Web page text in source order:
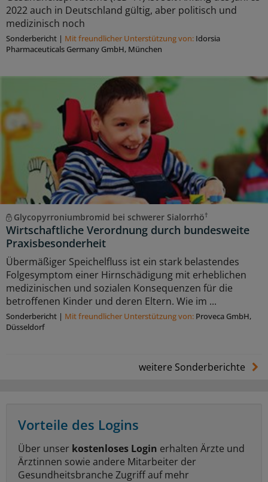
2022 auch in Deutschland gültig, aber politisch und
medizinisch noch
Sonderbericht | Mit freundlicher Unterstützung von: Idorsia
Pharmaceuticals Germany GmbH, München
Glycopyrroniumbromid bei schwerer Sialorrhö†
Wirtschaftliche Verordnung durch bundesweite
Praxisbesonderheit
Übermäßiger Speichelfluss ist ein stark belastendes
Folgesymptom einer Hirnschädigung mit erheblichen
medizinischen und sozialen Konsequenzen für die
betroffenen Kinder und deren Eltern. Wie im ...
Sonderbericht | Mit freundlicher Unterstützung von: Proveca GmbH,
Düsseldorf
weitere Sonderberichte
Vorteile des Logins
Über unser kostenloses Login erhalten Ärzte und
Ärztinnen sowie andere Mitarbeiter der
Gesundheitsbranche Zugriff auf mehr